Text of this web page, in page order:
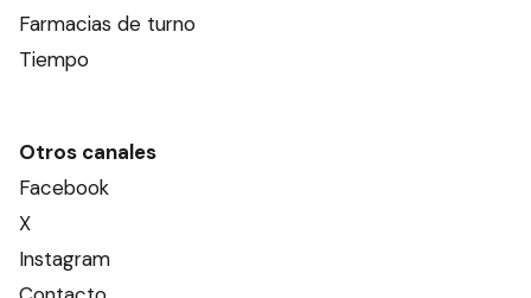
Farmacias de turno
Tiempo
Otros canales
Facebook
X
Instagram